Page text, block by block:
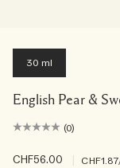
30 ml
English Pear &
(0)
CHF56.00 CHF1.87